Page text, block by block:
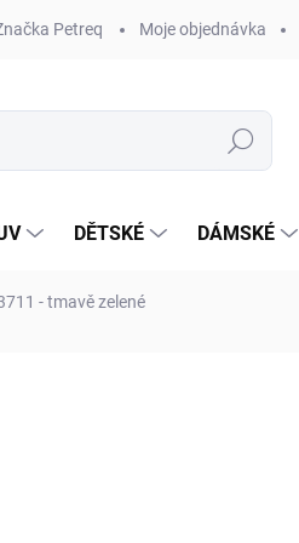
Petreq Moje objednávka
Hledat
DĚTSKÉ DÁMSKÉ
- tmavě zelené